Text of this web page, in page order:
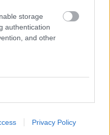
storage
authentication
and other
Privacy Policy
Hajón Charles
ünneplik meg a
és a könyv által